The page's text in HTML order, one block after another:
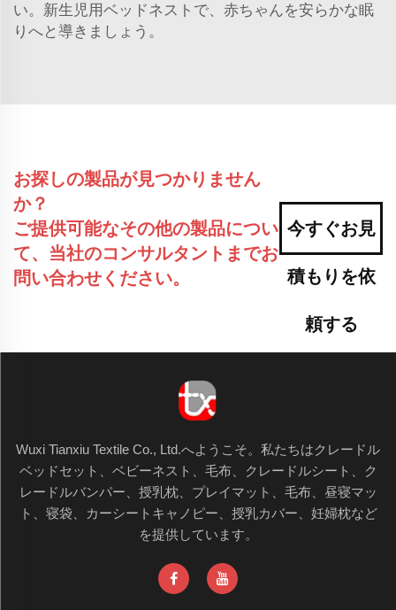
い。新生児用ベッドネストで、赤ちゃんを安らかな眠
りへと導きましょう。
お探しの製品が見つかりません
か？
ご提供可能なその他の製品につい
て、当社のコンサルタントまでお
問い合わせください。
今すぐお見
積もりを依
頼する
Wuxi Tianxiu Textile Co., Ltd.へようこそ。私たちはクレードル
ベッドセット、ベビーネスト、毛布、クレードルシート、ク
レードルバンパー、授乳枕、プレイマット、毛布、昼寝マッ
ト、寝袋、カーシートキャノピー、授乳カバー、妊婦枕など
を提供しています。